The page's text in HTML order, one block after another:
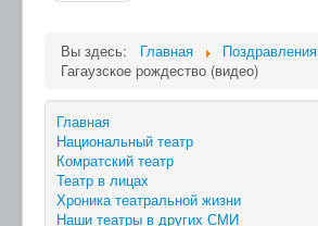
Вы здесь: Главная
Поздравления
Гагаузское рождество (видео)
Главная
Национальный театр
Комратский театр
Театр в лицах
Хроника театральной жизни
Наши театры в других СМИ